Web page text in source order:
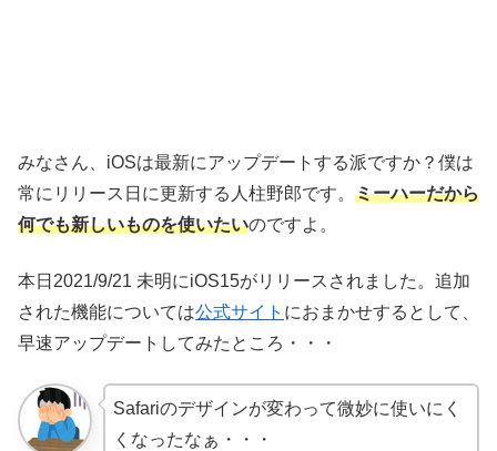
みなさん、iOSは最新にアップデートする派ですか？僕は
常にリリース日に更新する人柱野郎です。 ミーハーだから
何でも新しいものを使いたいのですよ。
本日2021/9/21 未明にiOS15がリリースされました。追加
された機能については公式サイト におまかせするとして、
早速アップデートしてみたところ・・・
Safariのデザインが変わって微妙に使いにく
くなったなぁ・・・